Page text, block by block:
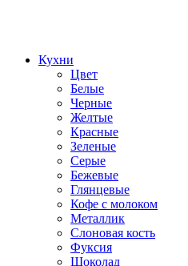
Кухни
Цвет
Белые
Черные
Желтые
Красные
Зеленые
Серые
Бежевые
Глянцевые
Кофе с молоком
Металлик
Слоновая кость
Фуксия
Шоколад